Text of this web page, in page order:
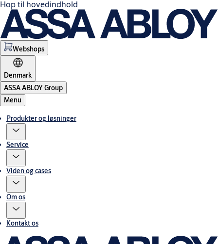
Hop til hovedindhold
Webshops
Denmark
ASSA ABLOY Group
Menu
Produkter og løsninger
Service
Viden og cases
Om os
Kontakt os